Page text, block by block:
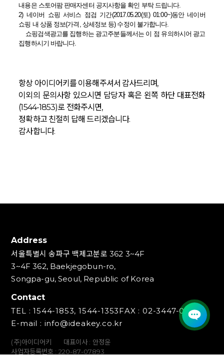
내용은 스토어팜 판매자센터 공지사항을 확인 부탁 드립니다.
2) 네이버 쇼핑 서비스 점검 기간(2017.05.20(토) 01:00~)동안 네이버
쇼핑 내 상품 정보(가격, 상세정보 등) 수정이 불가합니다.
쇼핑검색광고를 집행하는 광고주분들께서는 이 점 유의하시어 광고
집행하시기 바랍니다.
항상 아이디어키를 이용해주셔서 감사드리며,
이외의 문의사항 있으시면 담당자 혹은 왼쪽 하단 대표전화
(1544-1853)로 전화주시면,
정확하고 친절히 답해 드리겠습니다.
감사합니다.
Address
서울특별시 송파구 백제고분로 362 3~4F
3~4F 362, Baekjegobun-ro,
Songpa-gu, Seoul, Republic of Korea
Contact
TEL : 1544-1853, 1544-1353FAX : 02-3447-0700
E-mail : info@ideakey.co.kr
(주)아이디어키
대표이사 : 안정윤
사업자등록번호 : 220‍-87-07893